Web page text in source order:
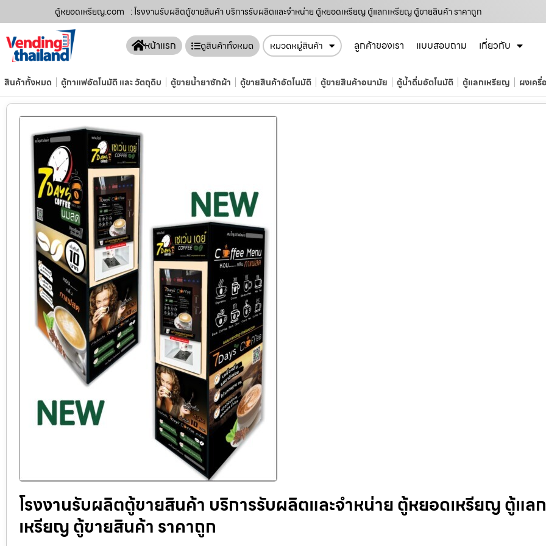
ตู้หยอดเหรียญ.com : โรงงานรับผลิตตู้ขายสินค้า บริการรับผลิตและจำหน่าย ตู้หยอดเหรียญ ตู้แลกเหรียญ ตู้ขายสินค้า ราคาถูก
หน้าแรก ดูสินค้าทั้งหมด หมวดหมู่สินค้า ลูกค้าของเรา แบบสอบถาม เกี่ยวกับ
สินค้าทั้งหมด ตู้กาแฟอัตโนมัติ และ วัตถุดิบ ตู้ขายน้ำยาซักผ้า ตู้ขายสินค้าอัตโนมัติ ตู้ขายสินค้าอนามัย ตู้น้ำดื่มอัตโนมัติ ตู้แลกเหรียญ ผงเค
โรงงานรับผลิตตู้ขายสินค้า บริการรับผลิตและจำหน่าย ตู้หยอดเหรียญ ตู้แลก
เหรียญ ตู้ขายสินค้า ราคาถูก